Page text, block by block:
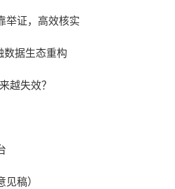
举证，高效核实
数据生态重构
越失效？
稿）